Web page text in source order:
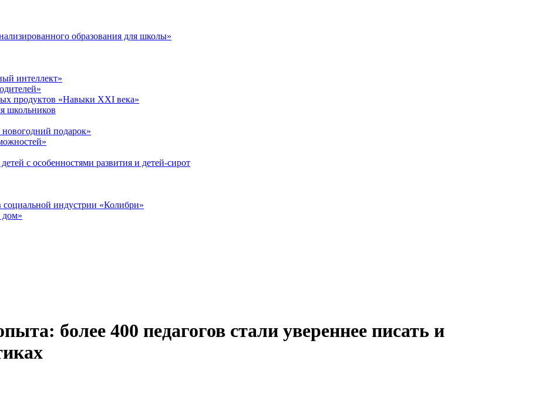
образования для школы»
интеллект»
продуктов «Навыки XXI века»
школьников
подарок»
с особенностями развития и детей-сирот
индустрии «Колибри»
дом»
более 400 педагогов стали увереннее писать и